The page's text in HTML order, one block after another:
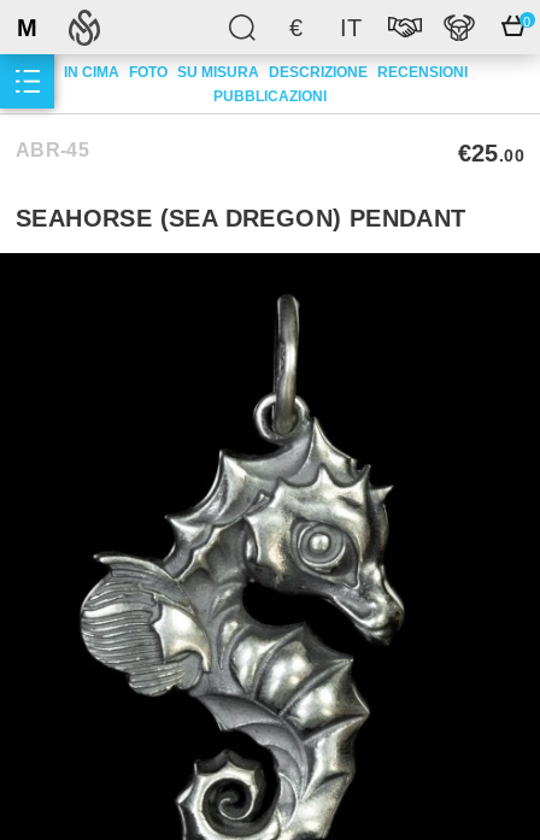
€ IT 0
M
IN CIMA FOTO SU MISURA DESCRIZIONE
RECENSIONI
PUBBLICAZIONI
ABR-45 €25.00
SEAHORSE (SEA DREGON) PENDANT